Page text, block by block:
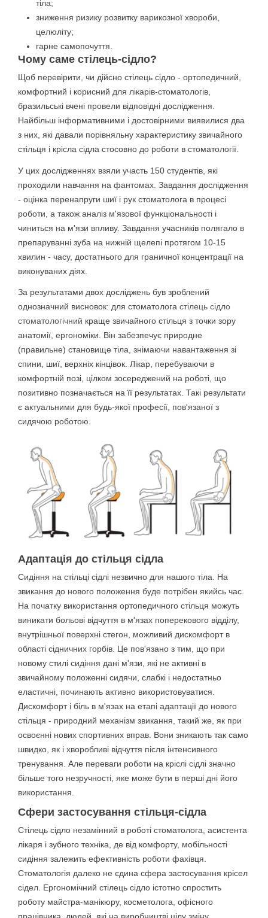
тіла;
зниження ризику розвитку варикозної хвороби,
целюліту;
гарне самопочуття.
Чому саме стілець-сідло?
Щоб перевірити, чи дійсно стілець сідло - ортопедичний,
комфортний і корисний для лікарів-стоматологів,
бразильські вчені провели відповідні дослідження.
Найбільш інформативними і достовірними виявилися два
з них, які давали порівняльну характеристику звичайного
стільця і крісла сідла стосовно до роботи в стоматології.
У цих дослідженнях взяли участь 150 студентів, які
проходили навчання на фантомах. Завдання дослідження
- оцінка перенапруги шиї і рук стоматолога в процесі
роботи, а також аналіз м'язової функціональності і
чиниться на м'язи впливу. Завдання учасників полягало в
препаруванні зуба на нижній щелепі протягом 10-15
хвилин - часу, достатнього для граничної концентрації на
виконуваних діях.
За результатами двох досліджень був зроблений
однозначний висновок: для стоматолога стілець сідло
стоматологічний краще звичайного стільця з точки зору
анатомії, ергономіки. Він забезпечує природне
(правильне) становище тіла, знімаючи навантаження зі
спини, шиї, верхніх кінцівок. Лікар, перебуваючи в
комфортній позі, цілком зосереджений на роботі, що
позитивно позначається на її результатах. Такі результати
є актуальними для будь-якої професії, пов'язаної з
сидячою роботою.
Адаптація до стільця сідла
Сидіння на стільці сідлі незвично для нашого тіла. На
звикання до нового положення буде потрібен якийсь час.
На початку використання ортопедичного стільця можуть
виникати больові відчуття в м'язах поперекового відділу,
внутрішньої поверхні стегон, можливий дискомфорт в
області сідничних горбів. Це пов'язано з тим, що при
новому стилі сидіння дані м'язи, які не активні в
звичайному положенні сидячи, слабкі і недостатньо
еластичні, починають активно використовуватися.
Дискомфорт і біль в м'язах на етапі адаптації до нового
стільця - природний механізм звикання, такий же, як при
освоєнні нових спортивних вправ. Вони зникають так само
швидко, як і хворобливі відчуття після інтенсивного
тренування. Але переваги роботи на кріслі сідлі значно
більше того незручності, яке може бути в перші дні його
використання.
Сфери застосування стільця-сідла
Стілець сідло незамінний в роботі стоматолога, асистента
лікаря і зубного техніка, де від комфорту, мобільності
сидіння залежить ефективність роботи фахівця.
Стоматологія далеко не єдина сфера застосування крісел
сідел. Ергономічний стілець сідло істотно спростить
роботу майстра-манікюру, косметолога, офісного